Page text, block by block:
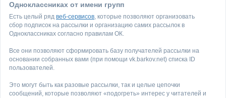
Одноклассниках от имени групп
Есть целый ряд веб-сервисов, которые позволяют организовать
сбор подписок на рассылки и организацию самих рассылок в
Одноклассниках согласно правилам ОК.
Все они позволяют сформировать базу получателей рассылки на
основании собранных вами (при помощи vk.barkov.net) списка ID
пользователей.
Это могут быть как разовые рассылки, так и целые цепочки
сообщений, которые позволяют «подогреть» интерес у читателей и